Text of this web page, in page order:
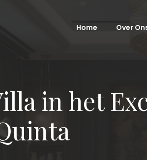
Home Over
in het